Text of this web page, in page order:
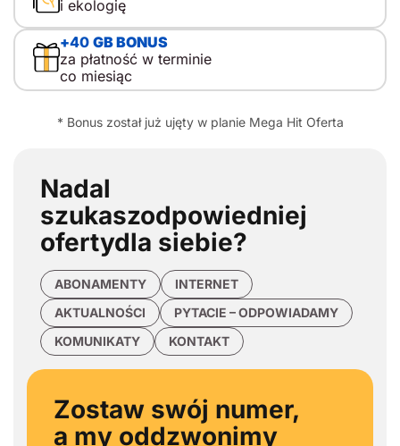
i ekologię
+40 GB BONUS
za płatność w terminie
co miesiąc
* Bonus został już ujęty w planie Mega Hit Oferta
Nadal
szukaszodpowiedniej
ofertydla siebie?
ABONAMENTY
INTERNET
AKTUALNOŚCI
PYTACIE – ODPOWIADAMY
KOMUNIKATY
KONTAKT
Zostaw swój numer,
a my oddzwonimy